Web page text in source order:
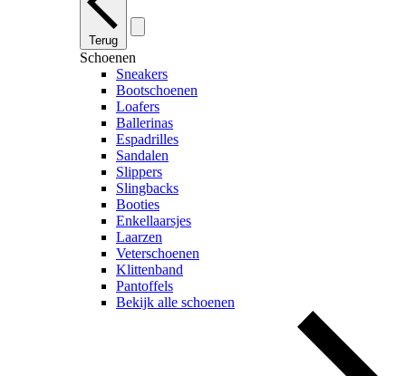
Terug
Schoenen
Sneakers
Bootschoenen
Loafers
Ballerinas
Espadrilles
Sandalen
Slippers
Slingbacks
Booties
Enkellaarsjes
Laarzen
Veterschoenen
Klittenband
Pantoffels
Bekijk alle schoenen